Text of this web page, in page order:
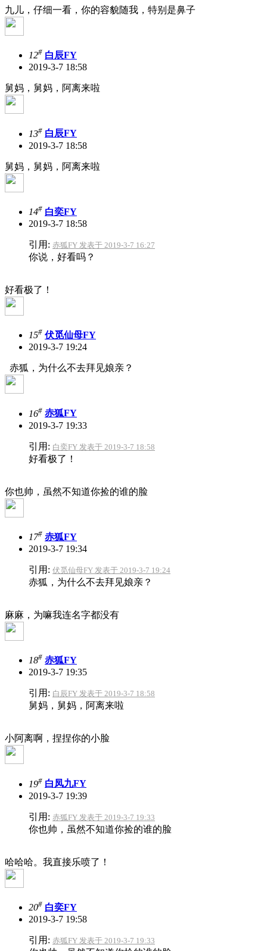
九儿，仔细一看，你的容貌随我，特别是鼻子
12# 白辰FY
2019-3-7 18:58
舅妈，舅妈，阿离来啦
13# 白辰FY
2019-3-7 18:58
舅妈，舅妈，阿离来啦
14# 白奕FY
2019-3-7 18:58
引用: 赤狐FY 发表于 2019-3-7 16:27
你说，好看吗？
好看极了！
15# 伏觅仙母FY
2019-3-7 19:24
赤狐，为什么不去拜见娘亲？
16# 赤狐FY
2019-3-7 19:33
引用: 白奕FY 发表于 2019-3-7 18:58
好看极了！
你也帅，虽然不知道你捡的谁的脸
17# 赤狐FY
2019-3-7 19:34
引用: 伏觅仙母FY 发表于 2019-3-7 19:24
赤狐，为什么不去拜见娘亲？
麻麻，为嘛我连名字都没有
18# 赤狐FY
2019-3-7 19:35
引用: 白辰FY 发表于 2019-3-7 18:58
舅妈，舅妈，阿离来啦
小阿离啊，捏捏你的小脸
19# 白凤九FY
2019-3-7 19:39
引用: 赤狐FY 发表于 2019-3-7 19:33
你也帅，虽然不知道你捡的谁的脸
哈哈哈。我直接乐喷了！
20# 白奕FY
2019-3-7 19:58
引用: 赤狐FY 发表于 2019-3-7 19:33